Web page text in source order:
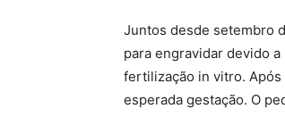
Juntos desde setembro
para engravidar devido
fertilização in vitro.
esperada gestação. O